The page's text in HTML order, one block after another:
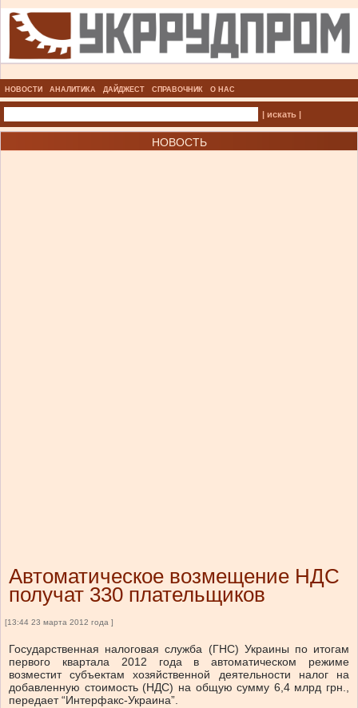
НОВОСТИ АНАЛИТИКА ДАЙДЖЕСТ СПРАВОЧНИК О НАС
| искать |
НОВОСТЬ
Автоматическое возмещение НДС
получат 330 плательщиков
[13:44 23 марта 2012 года ]
Государственная налоговая служба (ГНС) Украины по итогам
первого квартала 2012 года в автоматическом режиме
возместит субъектам хозяйственной деятельности налог на
добавленную стоимость (НДС) на общую сумму 6,4 млрд грн.,
передает “Интерфакс-Украина”.